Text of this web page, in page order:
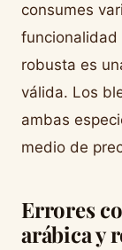
consumes
funcionalidad
robusta es
válida. Los
ambas
medio de
Errores
arábica y